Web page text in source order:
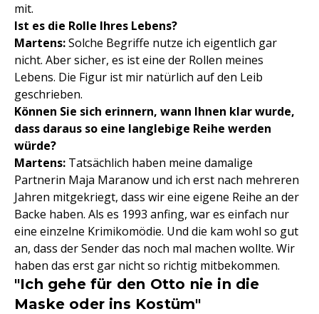
mit.
Ist es die Rolle Ihres Lebens?
Martens:Solche Begriffe nutze ich eigentlich gar
nicht. Aber sicher, es ist eine der Rollen meines
Lebens. Die Figur ist mir natürlich auf den Leib
geschrieben.
Können Sie sich erinnern, wann Ihnen klar wurde,
dass daraus so eine langlebige Reihe werden
würde?
Martens: Tatsächlich haben meine damalige
Partnerin Maja Maranow und ich erst nach mehreren
Jahren mitgekriegt, dass wir eine eigene Reihe an der
Backe haben. Als es 1993 anfing, war es einfach nur
eine einzelne Krimikomödie. Und die kam wohl so gut
an, dass der Sender das noch mal machen wollte. Wir
haben das erst gar nicht so richtig mitbekommen.
"Ich gehe für den Otto nie in die
Maske oder ins Kostüm"